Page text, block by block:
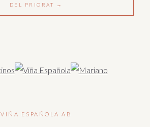
DEL PRIORAT →
VIÑA ESPAÑOLA AB